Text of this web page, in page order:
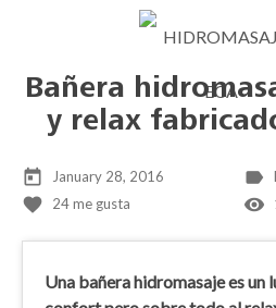
Bañera
y relax
today January 28, 2016 label
favorite 24me gusta remove_red_eye
Una bañera hidromasaje es un